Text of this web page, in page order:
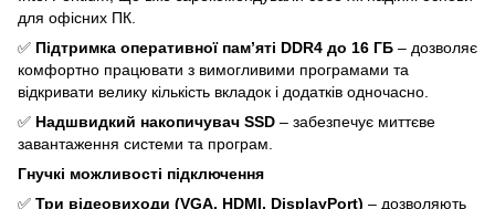
для офісних ПК.
✅ Підтримка оперативної пам’яті DDR4 до 16 ГБ – дозволяє
комфортно працювати з вимогливими програмами та
відкривати велику кількість вкладок і додатків одночасно.
✅ Надшвидкий накопичувач SSD – забезпечує миттєве
завантаження системи та програм.
Гнучкі можливості підключення
✅ Три відеовиходи (VGA, HDMI, DisplayPort) – дозволяють